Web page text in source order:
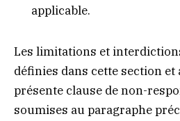
applicable.
Les limitations et
définies dans cette section
présente clause de non-
soumises au paragraphe